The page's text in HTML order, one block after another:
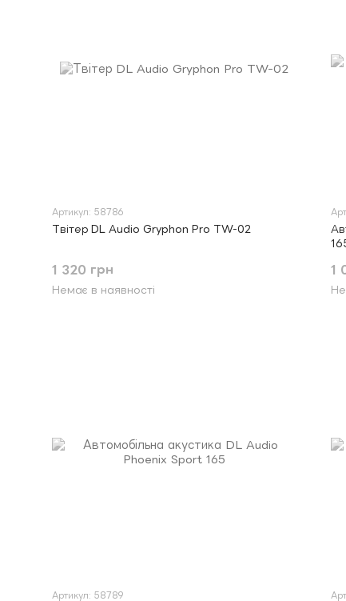
Артикул: 58786
Твітер DL Audio Gryphon Pro TW-02
1 320 грн
Немає в наявності
1
Артикул: 58789